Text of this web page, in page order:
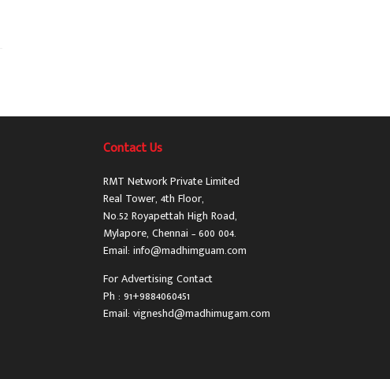
Contact Us
RMT Network Private Limited
Real Tower, 4th Floor,
No.52 Royapettah High Road,
Mylapore, Chennai – 600 004.
Email: info@madhimguam.com
For Advertising Contact
Ph : 91+9884060451
Email: vigneshd@madhimugam.com